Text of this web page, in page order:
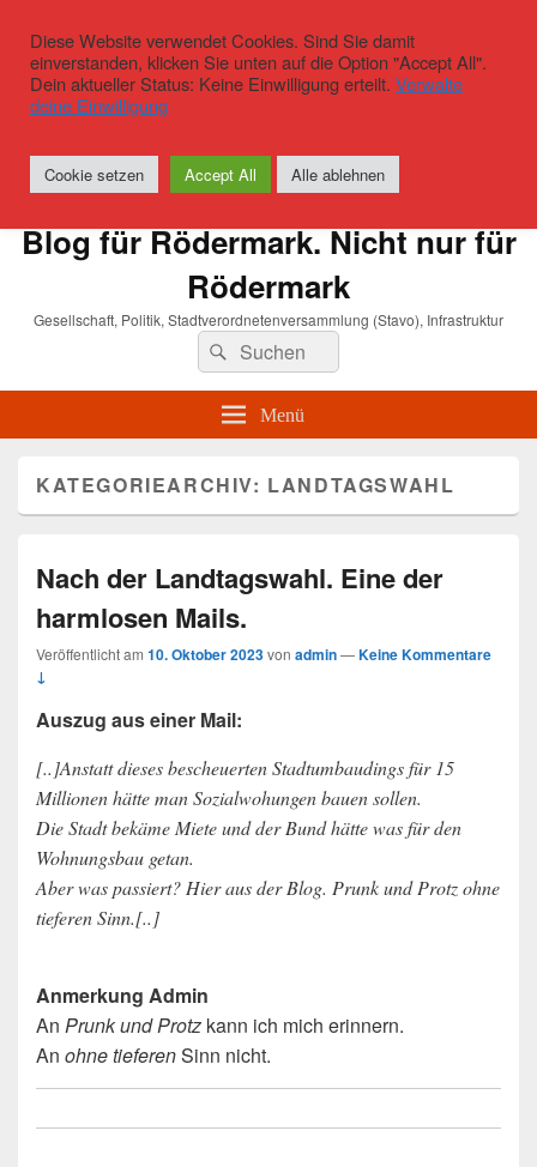
Blog für Rödermark. Nicht nur für
Rödermark
Gesellschaft, Politik, Stadtverordnetenversammlung (Stavo), Infrastruktur
Suchen
nach:
Suchen
Menü
KATEGORIEARCHIV: LANDTAGSWAHL
Nach der Landtagswahl. Eine der
harmlosen Mails.
Veröffentlicht am 10. Oktober 2023von admin—Keine Kommentare
↓
Auszug aus einer Mail:
[..]Anstatt dieses bescheuerten Stadtumbaudings für 15
Millionen hätte man Sozialwohungen bauen sollen.
Die Stadt bekäme Miete und der Bund hätte was für den
Wohnungsbau getan.
Aber was passiert? Hier aus der Blog. Prunk und Protz ohne
tieferen Sinn.[..]
Anmerkung Admin
An Prunk und Protz kann ich mich erinnern.
An ohne tieferenSinn nicht.
Diese Website verwendet Cookies. Sind Sie damit
einverstanden, klicken Sie unten auf die Option "Accept All".
Dein aktueller Status: Keine Einwilligung erteilt. Verwalte
deine Einwilligung
Cookie setzen Accept All Alle ablehnen